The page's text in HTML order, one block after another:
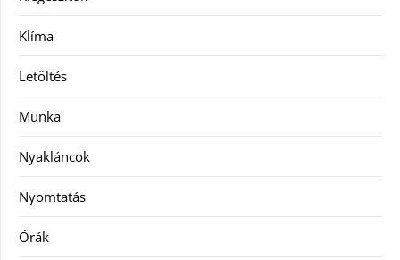
Klíma
Letöltés
Munka
Nyakláncok
Nyomtatás
Órák